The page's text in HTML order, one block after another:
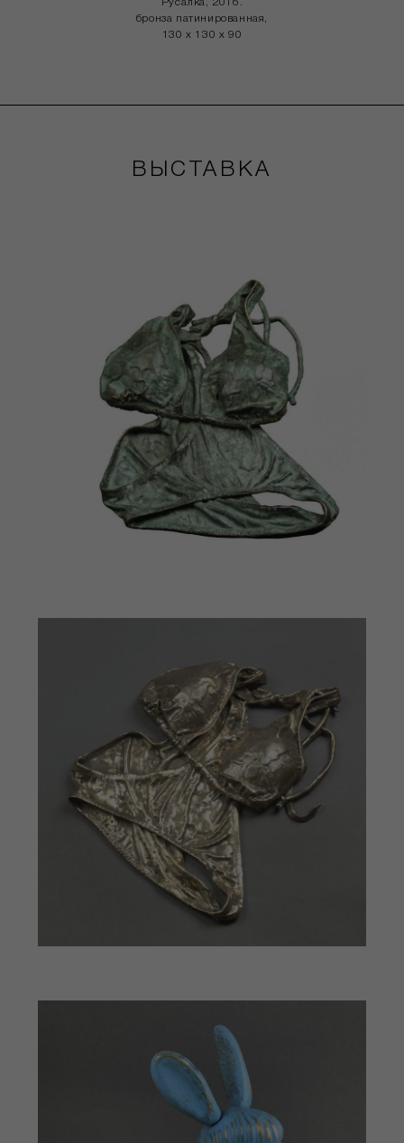
Русалка, 2016.
бронза патинированная,
130 x 130 x 90
ВЫСТАВКА